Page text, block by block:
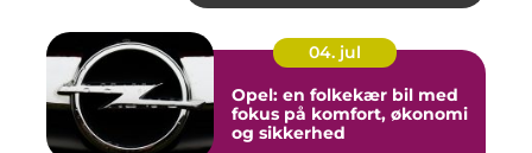
04. jul
Opel: en folkekær bil med
fokus på komfort, økonomi
og sikkerhed